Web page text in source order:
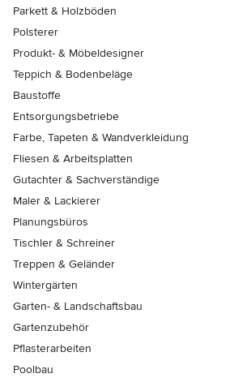
Parkett & Holzböden
Polsterer
Produkt- & Möbeldesigner
Teppich & Bodenbeläge
Baustoffe
Entsorgungsbetriebe
Farbe, Tapeten & Wandverkleidung
Fliesen & Arbeitsplatten
Gutachter & Sachverständige
Maler & Lackierer
Planungsbüros
Tischler & Schreiner
Treppen & Geländer
Wintergärten
Garten- & Landschaftsbau
Gartenzubehör
Pflasterarbeiten
Poolbau